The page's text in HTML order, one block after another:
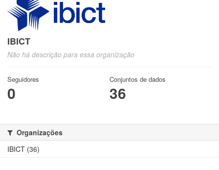
IBICT
Não há descrição para essa organização
Seguidores
0
Conjuntos de dados
36
Organizações
IBICT (36)